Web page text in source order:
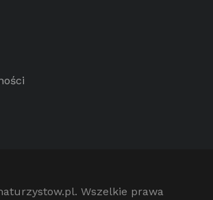
. Wszelkie prawa